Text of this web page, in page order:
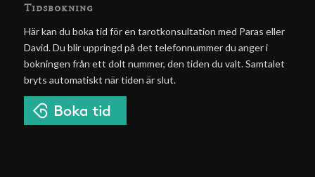
Tidsbokning
Här kan du boka tid för en tarotkonsultation med Paras eller
David. Du blir uppringd på det telefonnummer du anger i
bokningen från ett dolt nummer, den tiden du valt. Samtalet
bryts automatiskt när tiden är slut.